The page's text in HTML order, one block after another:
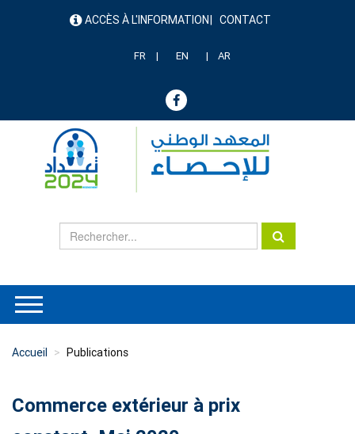
menu ACCÈS À L'INFORMATION CONTACT
FR EN AR
Accueil Publications
Commerce extérieur à prix